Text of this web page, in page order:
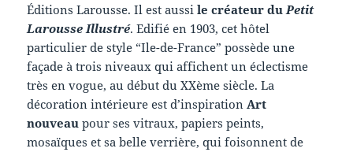
Éditions Larousse. Il est aussile créateur duPetit
Larousse Illustré. Edifié en 1903, cet hôtel
particulier de style “Ile-de-France” possède une
façade à trois niveaux qui affichent un éclectisme
très en vogue, au début du XXème siècle. La
décoration intérieure est d’inspirationArt
nouveau pour ses vitraux, papiers peints,
mosaïques et sa belle verrière, qui foisonnent de